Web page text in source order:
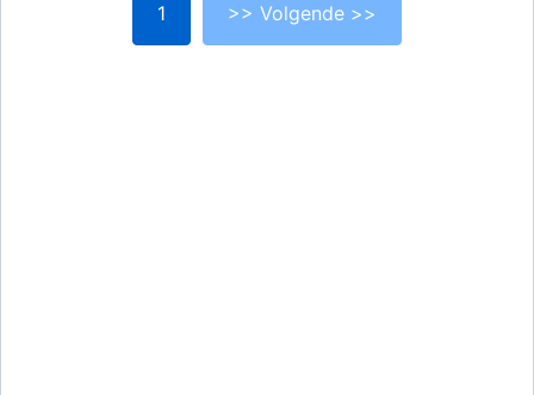
1 >> Volgende >>